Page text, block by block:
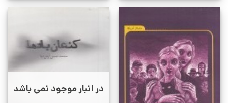
در انبار موجود نمی باشد